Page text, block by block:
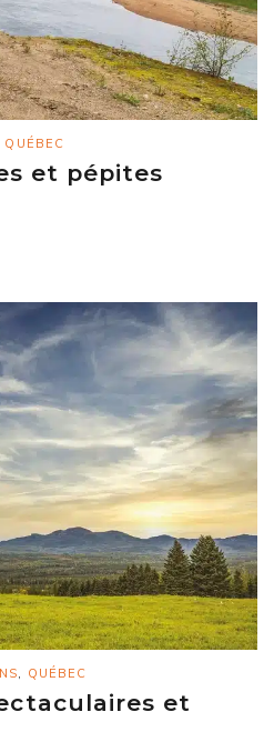
QUÉBEC
et pépites
, QUÉBEC
et